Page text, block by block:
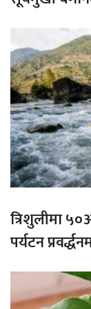
त्रिशुलीमा
पर्यटन